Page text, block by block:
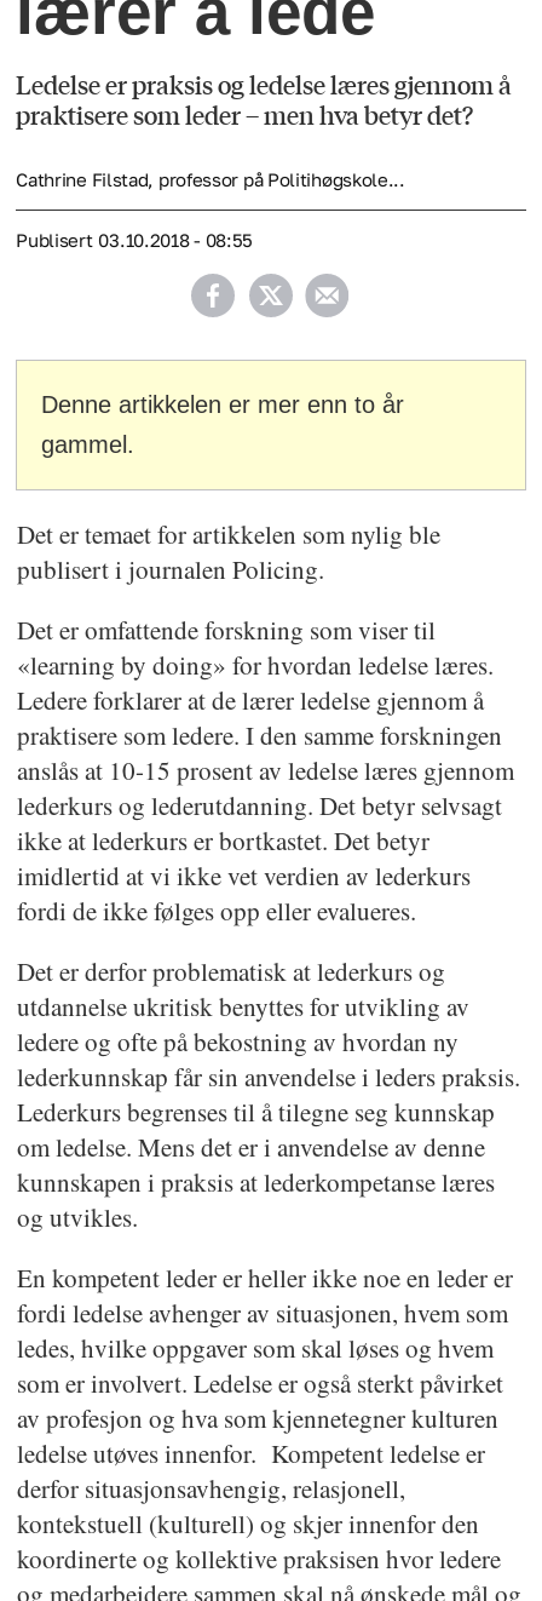
Ledelse er praksis og ledelse læres gjennom å
praktisere som leder – men hva betyr det?
Cathrine Filstad, professor på Politihøgskole...
Publisert 03.10.2018 - 08:55
Denne artikkelen er mer enn to år
gammel.
Det er temaet for artikkelen som nylig ble
publisert i journalen Policing.
Det er omfattende forskning som viser til
«learning by doing» for hvordan ledelse læres.
Ledere forklarer at de lærer ledelse gjennom å
praktisere som ledere. I den samme forskningen
anslås at 10-15 prosent av ledelse læres gjennom
lederkurs og lederutdanning. Det betyr selvsagt
ikke at lederkurs er bortkastet. Det betyr
imidlertid at vi ikke vet verdien av lederkurs
fordi de ikke følges opp eller evalueres.
Det er derfor problematisk at lederkurs og
utdannelse ukritisk benyttes for utvikling av
ledere og ofte på bekostning av hvordan ny
lederkunnskap får sin anvendelse i leders praksis.
Lederkurs begrenses til å tilegne seg kunnskap
om ledelse. Mens det er i anvendelse av denne
kunnskapen i praksis at lederkompetanse læres
og utvikles.
En kompetent leder er heller ikke noe en leder er
fordi ledelse avhenger av situasjonen, hvem som
ledes, hvilke oppgaver som skal løses og hvem
som er involvert. Ledelse er også sterkt påvirket
av profesjon og hva som kjennetegner kulturen
ledelse utøves innenfor. Kompetent ledelse er
derfor situasjonsavhengig, relasjonell,
kontekstuell (kulturell) og skjer innenfor den
koordinerte og kollektive praksisen hvor ledere
og medarbeidere sammen skal nå ønskede mål og